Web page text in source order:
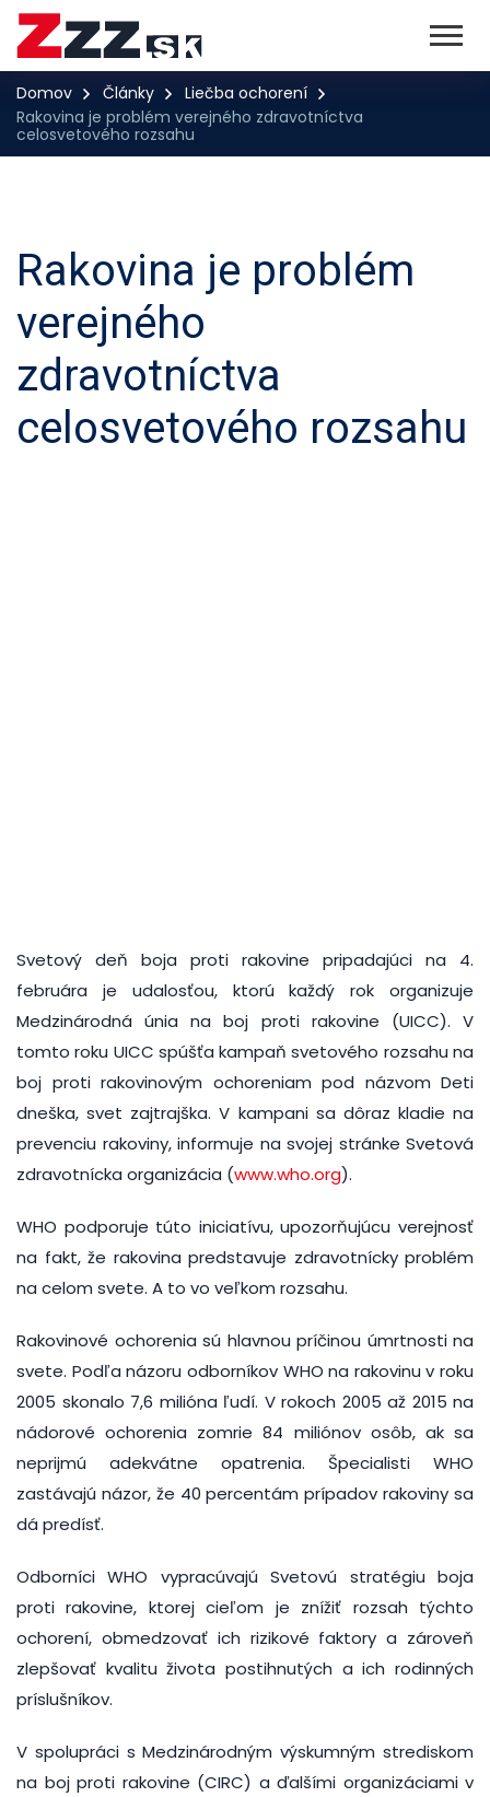
Domov Články
Liečba ochorení
Rakovina je problém verejného zdravotníctva
celosvetového rozsahu
Rakovina je problém
verejného
zdravotníctva
celosvetového rozsahu
Svetový deň boja proti rakovine pripadajúci na 4.
februára je udalosťou, ktorú každý rok organizuje
Medzinárodná únia na boj proti rakovine (UICC). V
tomto roku UICC spúšťa kampaň svetového rozsahu na
boj proti rakovinovým ochoreniam pod názvom Deti
dneška, svet zajtrajška. V kampani sa dôraz kladie na
prevenciu rakoviny, informuje na svojej stránke Svetová
zdravotnícka organizácia (www.who.org).
WHO podporuje túto iniciatívu, upozorňujúcu verejnosť
na fakt, že rakovina predstavuje zdravotnícky problém
na celom svete. A to vo veľkom rozsahu.
Rakovinové ochorenia sú hlavnou príčinou úmrtnosti na
svete. Podľa názoru odborníkov WHO na rakovinu v roku
2005 skonalo 7,6 milióna ľudí. V rokoch 2005 až 2015 na
nádorové ochorenia zomrie 84 miliónov osôb, ak sa
neprijmú adekvátne opatrenia. Špecialisti WHO
zastávajú názor, že 40 percentám prípadov rakoviny sa
dá predísť.
Odborníci WHO vypracúvajú Svetovú stratégiu boja
proti rakovine, ktorej cieľom je znížiť rozsah týchto
ochorení, obmedzovať ich rizikové faktory a zároveň
zlepšovať kvalitu života postihnutých a ich rodinných
príslušníkov.
V spolupráci s Medzinárodným výskumným strediskom
na boj proti rakovine (CIRC) a ďalšími organizáciami v